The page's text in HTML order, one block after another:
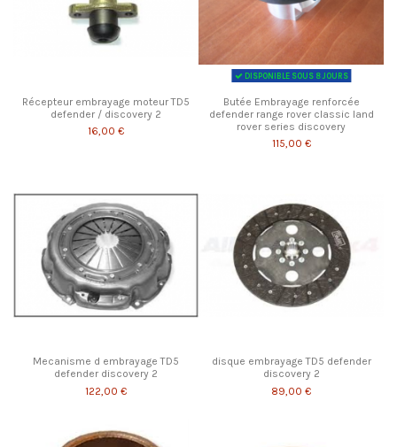
Récepteur embrayage moteur TD5
defender / discovery 2
16,00 €
DISPONIBLE SOUS 8 JOURS
Butée Embrayage renforcée
defender range rover classic land
rover series discovery
115,00 €
Mecanisme d embrayage TD5
defender discovery 2
122,00 €
disque embrayage TD5 defender
discovery 2
89,00 €